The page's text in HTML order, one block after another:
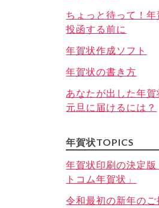
ちょっと待って！
投函する前に
年賀状作成ソフト
年賀状の書き方
あなたが出した年賀
元旦に届けるには？
年賀状TOPICS
年賀状印刷の決定
トコム年賀状」
令和最初の新年の